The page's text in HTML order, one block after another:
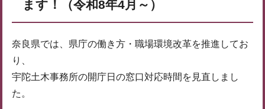
ます！（令和8年4月～）
奈良県では、県庁の働き方・職場環境改革を推進してお
り、
宇陀土木事務所の開庁日の窓口対応時間を見直しまし
た。